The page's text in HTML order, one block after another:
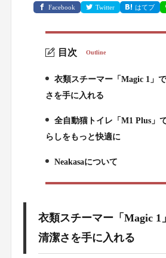
Facebook Twitter はてブ
目次 Outline
1.
衣類スチーマー「Magic 1」
さを手に入れる
2.
全自動猫トイレ「M1 Plus」
らしをもっと快適に
3.
Neakasaについて
衣類スチーマー「Magic 1
清潔さを手に入れる